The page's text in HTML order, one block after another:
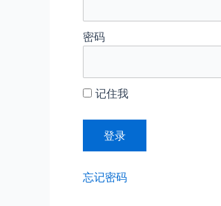
密码
记住我
忘记密码